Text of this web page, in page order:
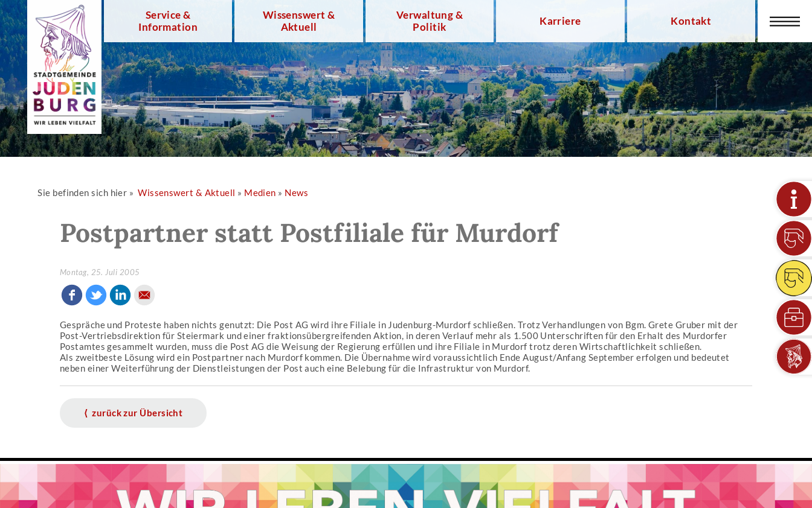
Service &
Information
Wissenswert &
Aktuell
Verwaltung &
Politik
Karriere Kontakt
Sie befinden sich hier »Wissenswert & Aktuell » Medien » News
Postpartner statt Postfiliale für Murdorf
Montag, 25. Juli 2005
Gespräche und Proteste haben nichts genutzt: Die Post AG wird ihre Filiale in Judenburg-Murdorf schließen. Trotz Verhandlungen von Bgm. Grete Gruber mit der
Post-Vertriebsdirektion für Steiermark und einer fraktionsübergreifenden Aktion, in deren Verlauf mehr als 1.500 Unterschriften für den Erhalt des Murdorfer
Postamtes gesammelt wurden, muss die Post AG die Weisung der Regierung erfüllen und ihre Filiale in Murdorf trotz deren Wirtschaftlichkeit schließen.
Als zweitbeste Lösung wird ein Postpartner nach Murdorf kommen. Die Übernahme wird voraussichtlich Ende August/Anfang September erfolgen und bedeutet
neben einer Weiterführung der Dienstleistungen der Post auch eine Belebung für die Infrastruktur von Murdorf.
⟨ zurück zur Übersicht